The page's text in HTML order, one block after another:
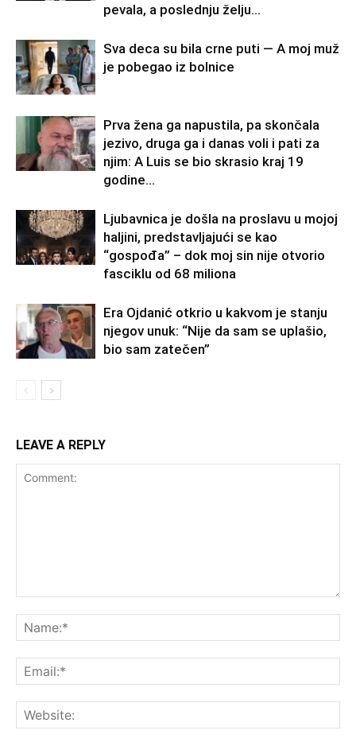
pevala, a poslednju želju...
Sva deca su bila crne puti — A moj muž
je pobegao iz bolnice
Prva žena ga napustila, pa skončala
jezivo, druga ga i danas voli i pati za
njim: A Luis se bio skrasio kraj 19
godine...
Ljubavnica je došla na proslavu u mojoj
haljini, predstavljajući se kao
“gospođa” – dok moj sin nije otvorio
fasciklu od 68 miliona
Era Ojdanić otkrio u kakvom je stanju
njegov unuk: “Nije da sam se uplašio,
bio sam zatečen”
LEAVE A REPLY